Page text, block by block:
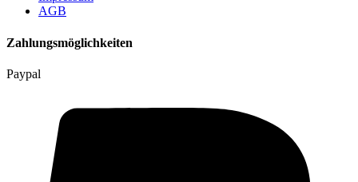
AGB
Zahlungsmöglichkeiten
Paypal